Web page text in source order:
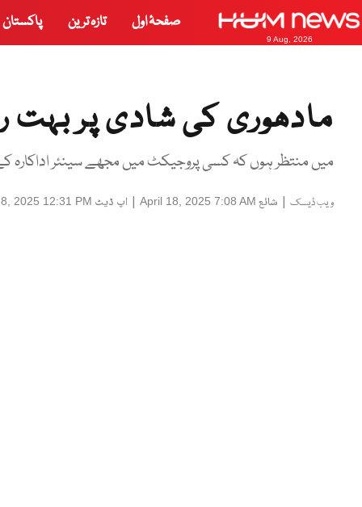
9 Aug, 2026
صفحۂ اول تازہ ترین پاکستان
مادھوری کی شادی پر بہت
میں منتظر ہوں کہ کسی پروجیکٹ میں مجھے سینئر اداکارہ کے
ویب ڈیسک | شائع April 18, 2025 7:08 AM
| اپ ڈیٹ 2025 12:31 PM